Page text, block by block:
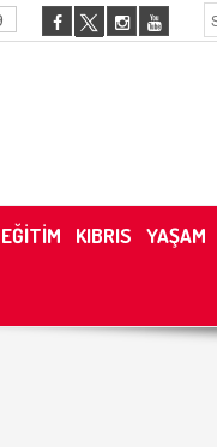
EĞİTİM KIBRIS YAŞAM